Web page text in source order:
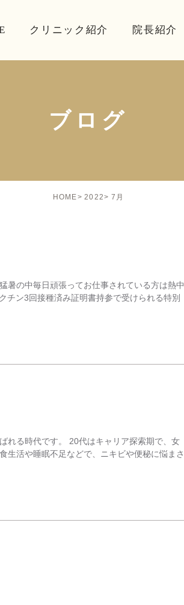
クリニック紹介 院長紹介
ブログ
HOME 2022 7月
暑の中毎日頑張ってお仕事されている方は熱中
チン3回接種済み証明書持参で受けられる特別
れる時代です。 20代はキャリア探索期で、女
生活や睡眠不足などで、ニキビや便秘に悩まさ